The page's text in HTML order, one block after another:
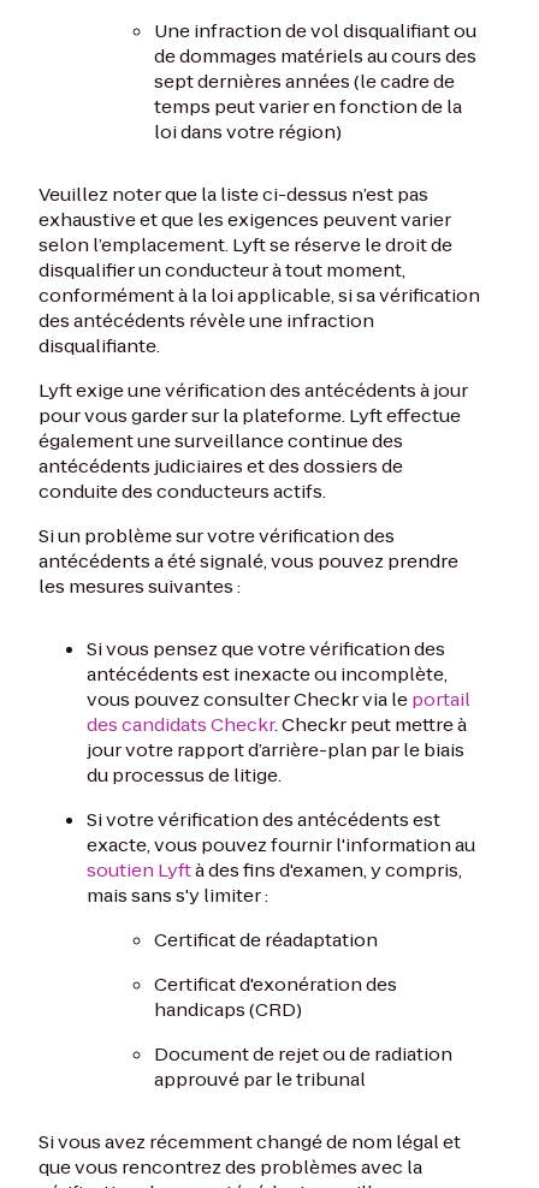
Une infraction de vol disqualifiant ou
de dommages matériels au cours des
sept dernières années (le cadre de
temps peut varier en fonction de la
loi dans votre région)
Veuillez noter que la liste ci-dessus n’est pas
exhaustive et que les exigences peuvent varier
selon l’emplacement. Lyft se réserve le droit de
disqualifier un conducteur à tout moment,
conformément à la loi applicable, si sa vérification
des antécédents révèle une infraction
disqualifiante.
Lyft exige une vérification des antécédents à jour
pour vous garder sur la plateforme. Lyft effectue
également une surveillance continue des
antécédents judiciaires et des dossiers de
conduite des conducteurs actifs.
Si un problème sur votre vérification des
antécédents a été signalé, vous pouvez prendre
les mesures suivantes :
Si vous pensez que votre vérification des
antécédents est inexacte ou incomplète,
vous pouvez consulter Checkr via leportail
des candidats Checkr. Checkr peut mettre à
jour votre rapport d’arrière-plan par le biais
du processus de litige.
Si votre vérification des antécédents est
exacte, vous pouvez fournir l'information au
soutien Lyftà des fins d'examen, y compris,
mais sans s'y limiter :
Certificat de réadaptation
Certificat d'exonération des
handicaps (CRD)
Document de rejet ou de radiation
approuvé par le tribunal
Si vous avez récemment changé de nom légal et
que vous rencontrez des problèmes avec la